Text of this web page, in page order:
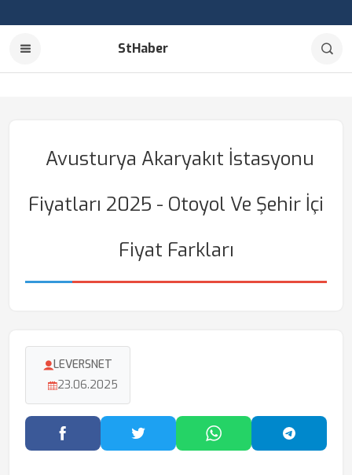
StHaber
Avusturya Akaryakıt İstasyonu
Fiyatları 2025 - Otoyol Ve Şehir İçi
Fiyat Farkları
LEVERSNET
23.06.2025
Facebook'ta PaylaşTwitter'da PaylaşWhatsApp'ta Paylaş